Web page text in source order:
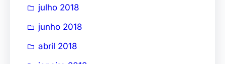
julho 2018
junho 2018
abril 2018